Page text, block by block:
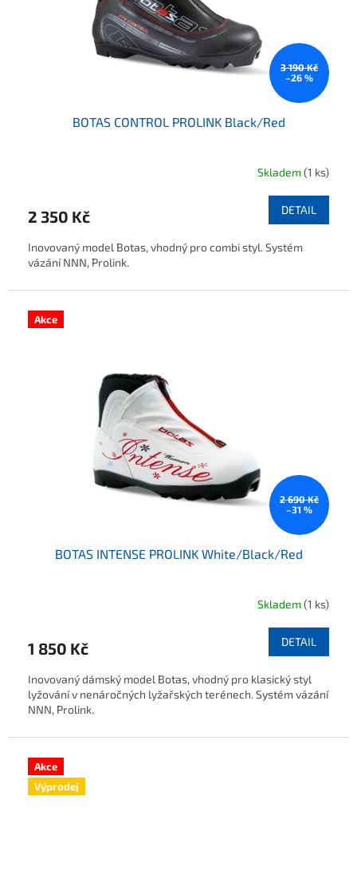
3 190 Kč
–26 %
BOTAS CONTROL PROLINK Black/Red
Skladem(1 ks)
2 350 Kč DETAIL
Inovovaný model Botas, vhodný pro combi styl. Systém
vázání NNN, Prolink.
Akce
2 690 Kč
–31 %
BOTAS INTENSE PROLINK White/Black/Red
Skladem(1 ks)
1 850 Kč DETAIL
Inovovaný dámský model Botas, vhodný pro klasický styl
lyžování v nenáročných lyžařských terénech. Systém vázání
NNN, Prolink.
Akce
Výprodej